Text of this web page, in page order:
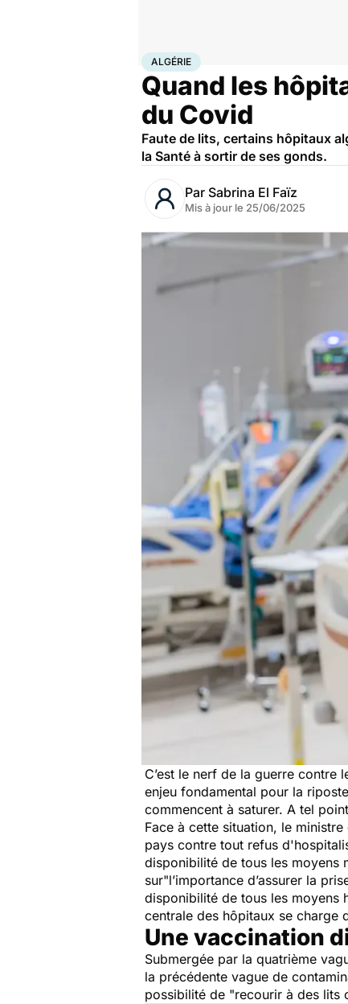
AccueilSanté
ALGÉRIE
Quand les
du Covid
Faute de lits, certains hôpitaux
la Santé à sortir de ses gonds.
Par Sabrina El Faïz
Mis à jour le 25/06/2025
C’est le nerf de la guerre contre
enjeu fondamental pour la
commencent à saturer. A tel
Face à cette situation, le ministre
pays contre tout refus
disponibilité de tous les moyens
sur"l’importance d’assurer la
disponibilité de tous les moyens
centrale des hôpitaux se charge
Une vaccination
Submergée par la quatrième
la précédente vague de
possibilité de "recourir à des lits